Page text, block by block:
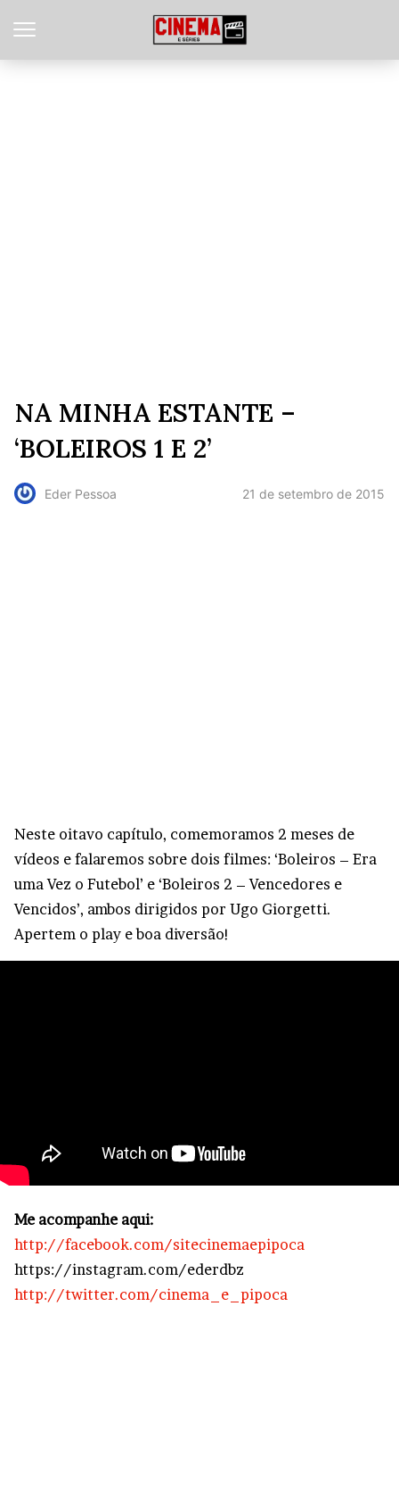
NA MINHA ESTANTE –
‘BOLEIROS 1 E 2’
Eder Pessoa 21 de setembro de 2015
Neste oitavo capítulo, comemoramos 2 meses de
vídeos e falaremos sobre dois filmes: ‘Boleiros – Era
uma Vez o Futebol’ e ‘Boleiros 2 – Vencedores e
Vencidos’, ambos dirigidos por Ugo Giorgetti.
Apertem o play e boa diversão!
Me acompanhe aqui:
http://facebook.com/sitecinemaepipoca
https://instagram.com/ederdbz
http://twitter.com/cinema_e_pipoca